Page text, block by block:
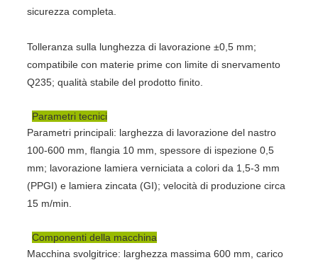
sicurezza completa.
Tolleranza sulla lunghezza di lavorazione ±0,5 mm;
compatibile con materie prime con limite di snervamento
Q235; qualità stabile del prodotto finito.
Parametri tecnici
Parametri principali: larghezza di lavorazione del nastro
100-600 mm, flangia 10 mm, spessore di ispezione 0,5
mm; lavorazione lamiera verniciata a colori da 1,5-3 mm
(PPGI) e lamiera zincata (GI); velocità di produzione circa
15 m/min.
Componenti della macchina
Macchina svolgitrice: larghezza massima 600 mm, carico